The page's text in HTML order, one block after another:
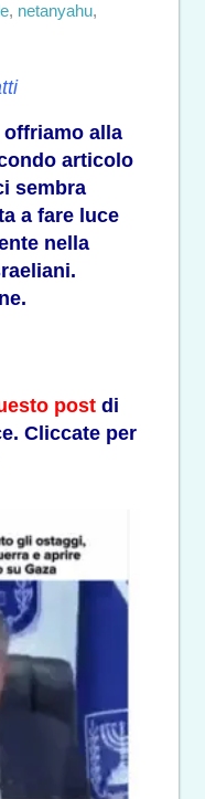
, netanyahu,
alla
articolo
sembra
a fare luce
nella
post di
Cliccate per